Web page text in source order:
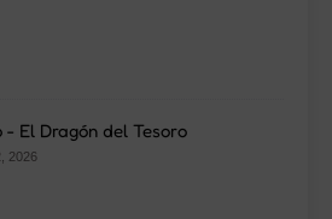
- El Dragón del Tesoro
2026